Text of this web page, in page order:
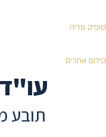
טופיק מדיה
קידום אתרים
תובע